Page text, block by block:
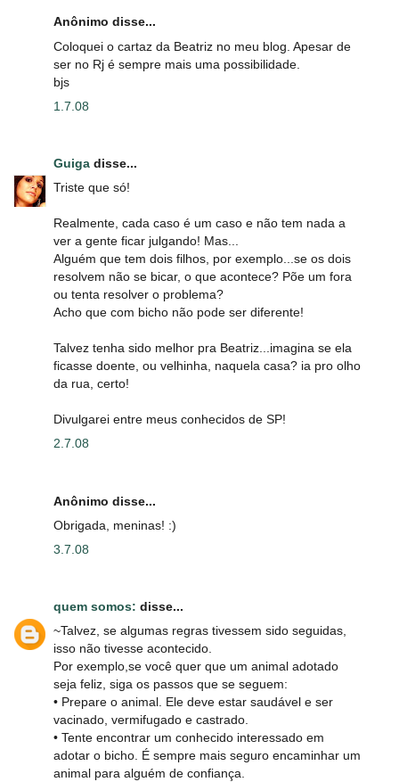
Anônimo disse...
Coloquei o cartaz da Beatriz no meu blog. Apesar de
ser no Rj é sempre mais uma possibilidade.
bjs
1.7.08
Guiga disse...
Triste que só!
Realmente, cada caso é um caso e não tem nada a
ver a gente ficar julgando! Mas...
Alguém que tem dois filhos, por exemplo...se os dois
resolvem não se bicar, o que acontece? Põe um fora
ou tenta resolver o problema?
Acho que com bicho não pode ser diferente!
Talvez tenha sido melhor pra Beatriz...imagina se ela
ficasse doente, ou velhinha, naquela casa? ia pro olho
da rua, certo!
Divulgarei entre meus conhecidos de SP!
2.7.08
Anônimo disse...
Obrigada, meninas! :)
3.7.08
quem somos: disse...
~Talvez, se algumas regras tivessem sido seguidas,
isso não tivesse acontecido.
Por exemplo,se você quer que um animal adotado
seja feliz, siga os passos que se seguem:
• Prepare o animal. Ele deve estar saudável e ser
vacinado, vermifugado e castrado.
• Tente encontrar um conhecido interessado em
adotar o bicho. É sempre mais seguro encaminhar um
animal para alguém de confiança.